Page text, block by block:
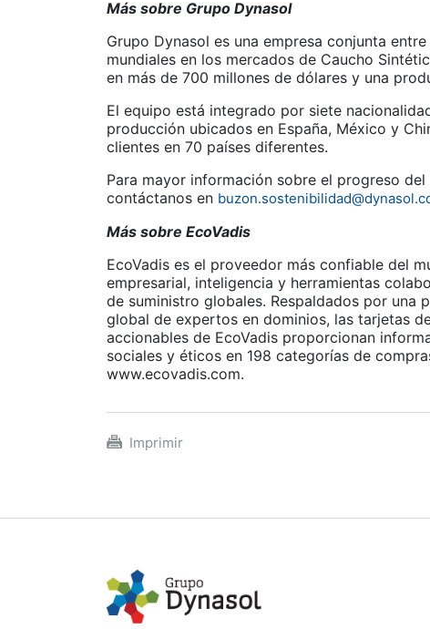
Más sobre Grupo Dynasol
Grupo Dynasol es una empresa conjunta
mundiales en los mercados de Caucho
en más de 700 millones de dólares y una
El equipo está integrado por siete
producción ubicados en España, México y
clientes en 70 países diferentes.
Para mayor información sobre el progreso
contáctanos en
Más sobre EcoVadis
EcoVadis es el proveedor más confiable del
empresarial, inteligencia y herramientas
de suministro globales. Respaldados por
global de expertos en dominios, las tarjetas
accionables de EcoVadis proporcionan
sociales y éticos en 198 categorías de
www.ecovadis.com.
Imprimir